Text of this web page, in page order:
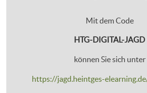
Mit dem Code
HTG-DIGITAL-JAGD
können Sie sich unter
https://jagd.heintges-